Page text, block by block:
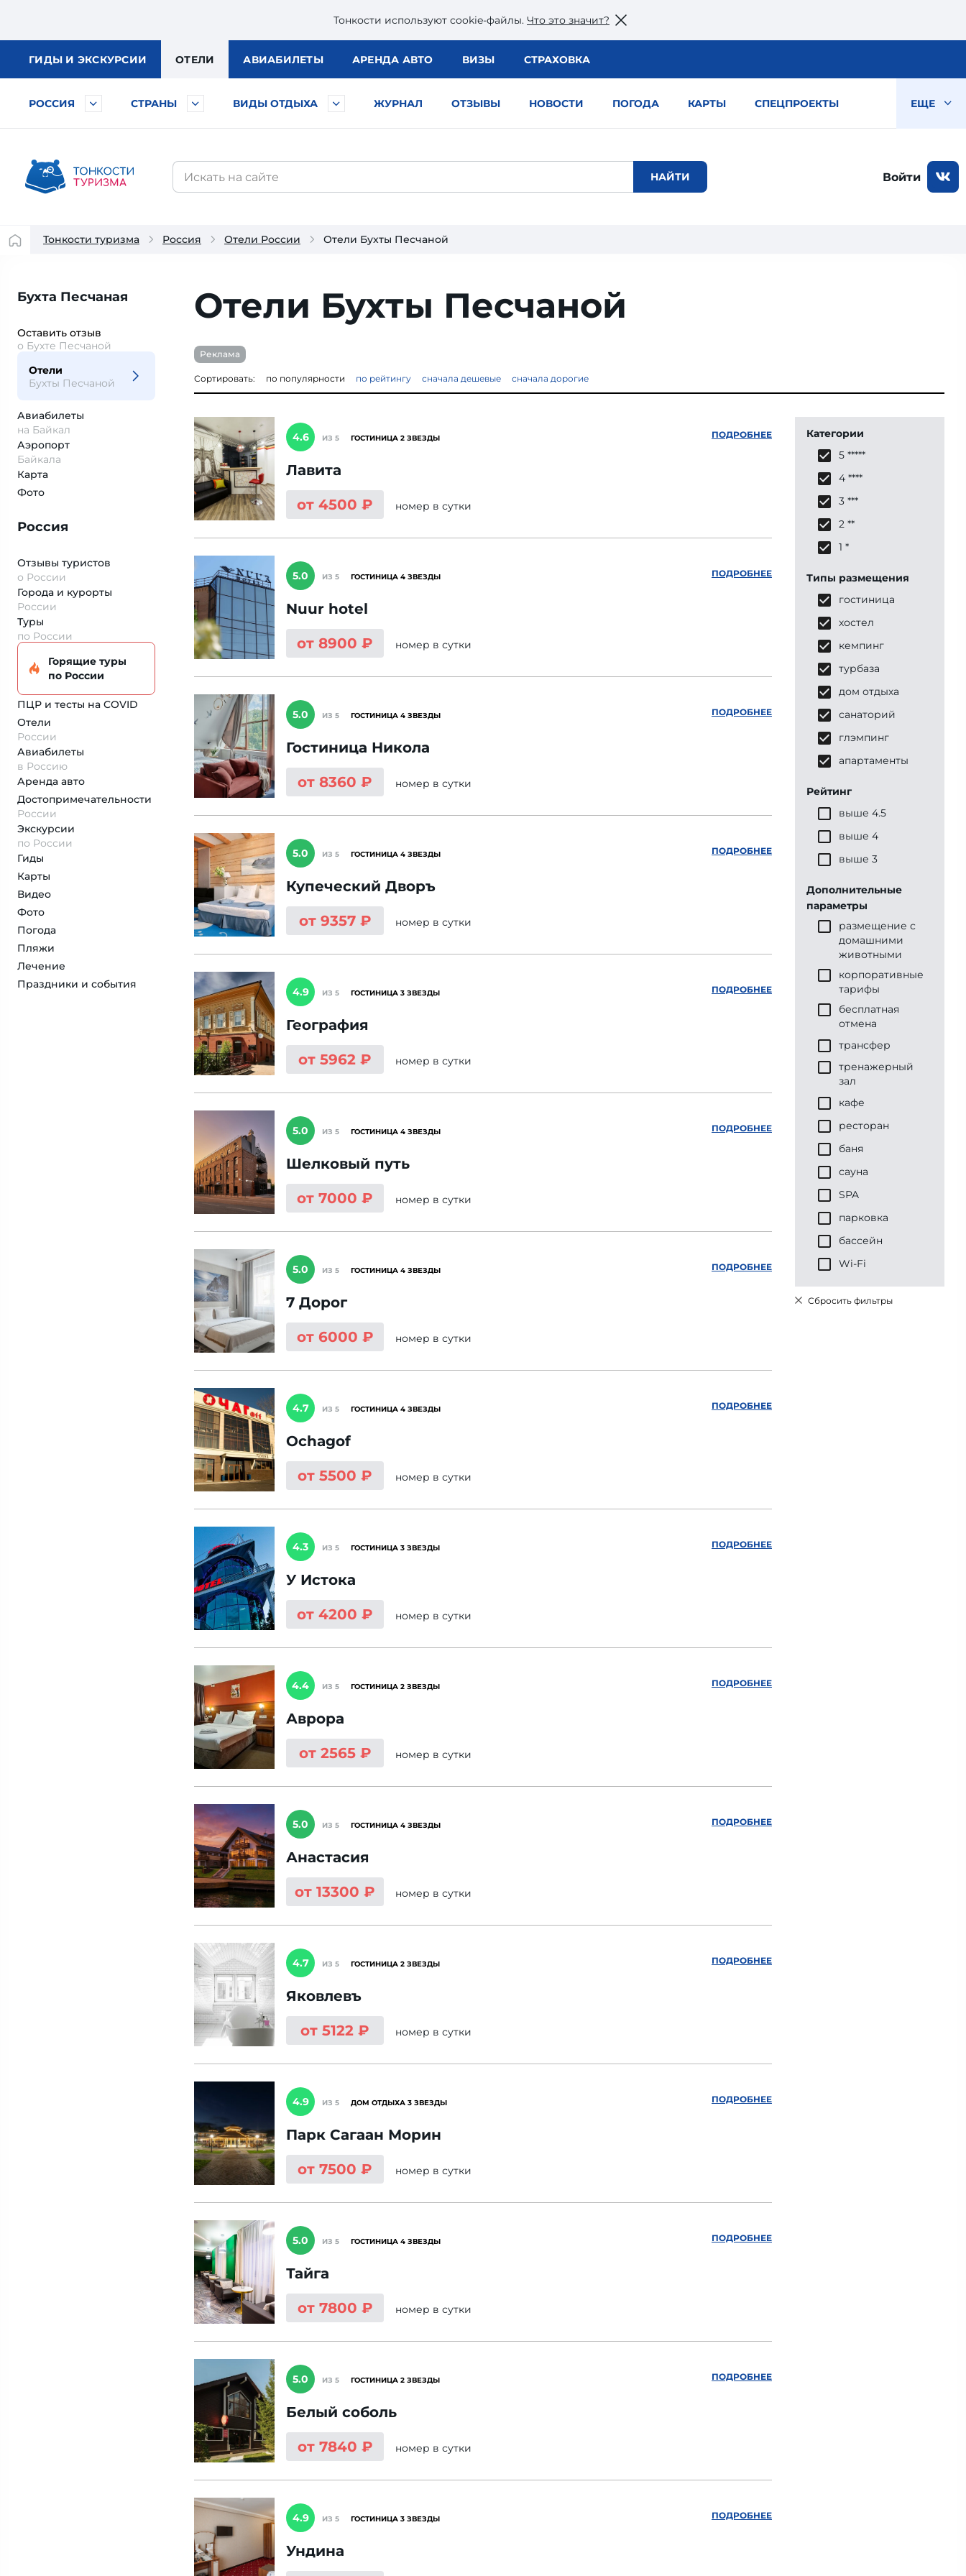
Тонкости используют сookie-файлы. Что это значит?
ГИДЫ И ЭКСКУРСИИ ОТЕЛИ АВИАБИЛЕТЫ АРЕНДА АВТО ВИЗЫ СТРАХОВКА
РОССИЯ СТРАНЫ ВИДЫ ОТДЫХА ЖУРНАЛ ОТЗЫВЫ НОВОСТИ ПОГОДА КАРТЫ СПЕЦПРОЕКТЫ ЕЩЕ
Войти
Тонкости туризма Россия Отели России Отели Бухты Песчаной
Бухта Песчаная
Оставить отзыв
о Бухте Песчаной
Отели
Бухты Песчаной
Авиабилеты
на Байкал
Аэропорт
Байкала
Карта
Фото
Россия
Отзывы туристов
о России
Города и курорты
России
Туры
по России
Горящие туры
по России
ПЦР и тесты на COVID
Отели
России
Авиабилеты
в Россию
Аренда авто
Достопримеча­тельности
России
Экскурсии
по России
Гиды
Карты
Видео
Фото
Погода
Пляжи
Лечение
Праздники и события
Отели Бухты Песчаной
Реклама
Сортировать: по популярности по рейтингу сначала дешевые сначала дорогие
4.6 ИЗ 5 ГОСТИНИЦА 2 ЗВЕЗДЫ
Лавита
от 4500 ₽
номер в сутки
ПОДРОБНЕЕ
5.0 ИЗ 5 ГОСТИНИЦА 4 ЗВЕЗДЫ
Nuur hotel
от 8900 ₽
номер в сутки
ПОДРОБНЕЕ
5.0 ИЗ 5 ГОСТИНИЦА 4 ЗВЕЗДЫ
Гостиница Никола
от 8360 ₽
номер в сутки
ПОДРОБНЕЕ
5.0 ИЗ 5 ГОСТИНИЦА 4 ЗВЕЗДЫ
Купеческий Дворъ
от 9357 ₽
номер в сутки
ПОДРОБНЕЕ
4.9 ИЗ 5 ГОСТИНИЦА 3 ЗВЕЗДЫ
География
от 5962 ₽
номер в сутки
ПОДРОБНЕЕ
5.0 ИЗ 5 ГОСТИНИЦА 4 ЗВЕЗДЫ
Шелковый путь
от 7000 ₽
номер в сутки
ПОДРОБНЕЕ
5.0 ИЗ 5 ГОСТИНИЦА 4 ЗВЕЗДЫ
7 Дорог
от 6000 ₽
номер в сутки
ПОДРОБНЕЕ
4.7 ИЗ 5 ГОСТИНИЦА 4 ЗВЕЗДЫ
Ochagof
от 5500 ₽
номер в сутки
ПОДРОБНЕЕ
4.3 ИЗ 5 ГОСТИНИЦА 3 ЗВЕЗДЫ
У Истока
от 4200 ₽
номер в сутки
ПОДРОБНЕЕ
4.4 ИЗ 5 ГОСТИНИЦА 2 ЗВЕЗДЫ
Аврора
от 2565 ₽
номер в сутки
ПОДРОБНЕЕ
5.0 ИЗ 5 ГОСТИНИЦА 4 ЗВЕЗДЫ
Анастасия
от 13300 ₽
номер в сутки
ПОДРОБНЕЕ
4.7 ИЗ 5 ГОСТИНИЦА 2 ЗВЕЗДЫ
Яковлевъ
от 5122 ₽
номер в сутки
ПОДРОБНЕЕ
4.9 ИЗ 5 ДОМ ОТДЫХА 3 ЗВЕЗДЫ
Парк Сагаан Морин
от 7500 ₽
номер в сутки
ПОДРОБНЕЕ
5.0 ИЗ 5 ГОСТИНИЦА 4 ЗВЕЗДЫ
Тайга
от 7800 ₽
номер в сутки
ПОДРОБНЕЕ
5.0 ИЗ 5 ГОСТИНИЦА 2 ЗВЕЗДЫ
Белый соболь
от 7840 ₽
номер в сутки
ПОДРОБНЕЕ
4.9 ИЗ 5 ГОСТИНИЦА 3 ЗВЕЗДЫ
Ундина
ПОДРОБНЕЕ
Категории
5 *****
4 ****
3 ***
2 **
1 *
Типы размещения
гостиница
хостел
кемпинг
турбаза
дом отдыха
санаторий
глэмпинг
апартаменты
Рейтинг
выше 4.5
выше 4
выше 3
Дополнительные
параметры
размещение с
домашними
животными
корпоративные
тарифы
бесплатная
отмена
трансфер
тренажерный
зал
кафе
ресторан
баня
сауна
SPA
парковка
бассейн
Wi-Fi
Сбросить фильтры